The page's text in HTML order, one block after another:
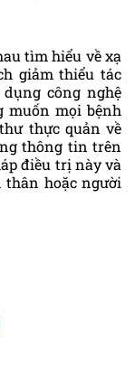
tìm hiểu về xạ
giảm thiểu tác
công nghệ
muốn mọi bệnh
thực quản về
thông tin trên
điều trị này và
thân hoặc người